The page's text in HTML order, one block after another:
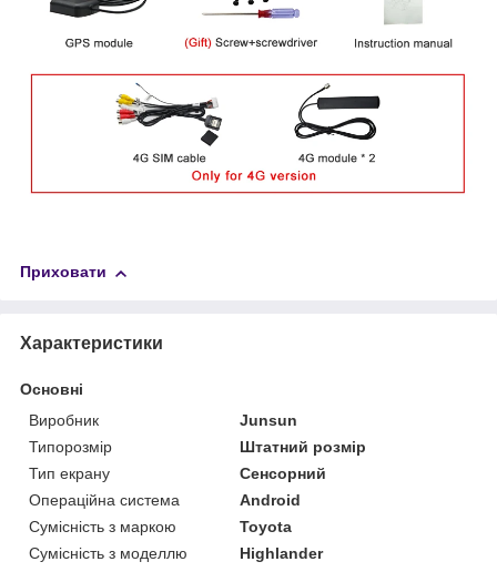
Приховати
Характеристики
Основні
Виробник
Junsun
Типорозмір
Штатний розмір
Тип екрану
Сенсорний
Операційна система
Android
Сумісність з маркою
Toyota
Сумісність з моделлю
Highlander